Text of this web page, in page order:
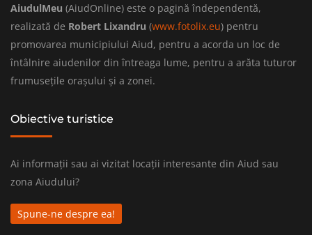
AiudulMeu (AiudOnline) este o pagină îndependentă,
realizată de Robert Lixandru (www.fotolix.eu) pentru
promovarea municipiului Aiud, pentru a acorda un loc de
întâlnire aiudenilor din întreaga lume, pentru a arăta tuturor
frumusețile orașului și a zonei.
Obiective turistice
Ai informații sau ai vizitat locații interesante din Aiud sau
zona Aiudului?
Spune-ne despre ea!